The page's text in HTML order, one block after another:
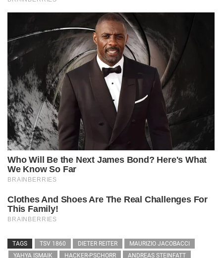
TAGS TSV 1860 DIETER REITER
MAURIZIO JACOBACCI
YAHYA ISMAIK
HACKER-PSCHORR ANDREAS STEINFATT